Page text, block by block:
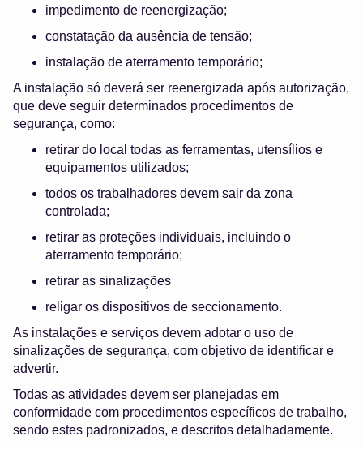
impedimento de reenergização;
constatação da ausência de tensão;
instalação de aterramento temporário;
A instalação só deverá ser reenergizada após autorização,
que deve seguir determinados procedimentos de
segurança, como:
retirar do local todas as ferramentas, utensílios e
equipamentos utilizados;
todos os trabalhadores devem sair da zona
controlada;
retirar as proteções individuais, incluindo o
aterramento temporário;
retirar as sinalizações
religar os dispositivos de seccionamento.
As instalações e serviços devem adotar o uso de
sinalizações de segurança, com objetivo de identificar e
advertir.
Todas as atividades devem ser planejadas em
conformidade com procedimentos específicos de trabalho,
sendo estes padronizados, e descritos detalhadamente.